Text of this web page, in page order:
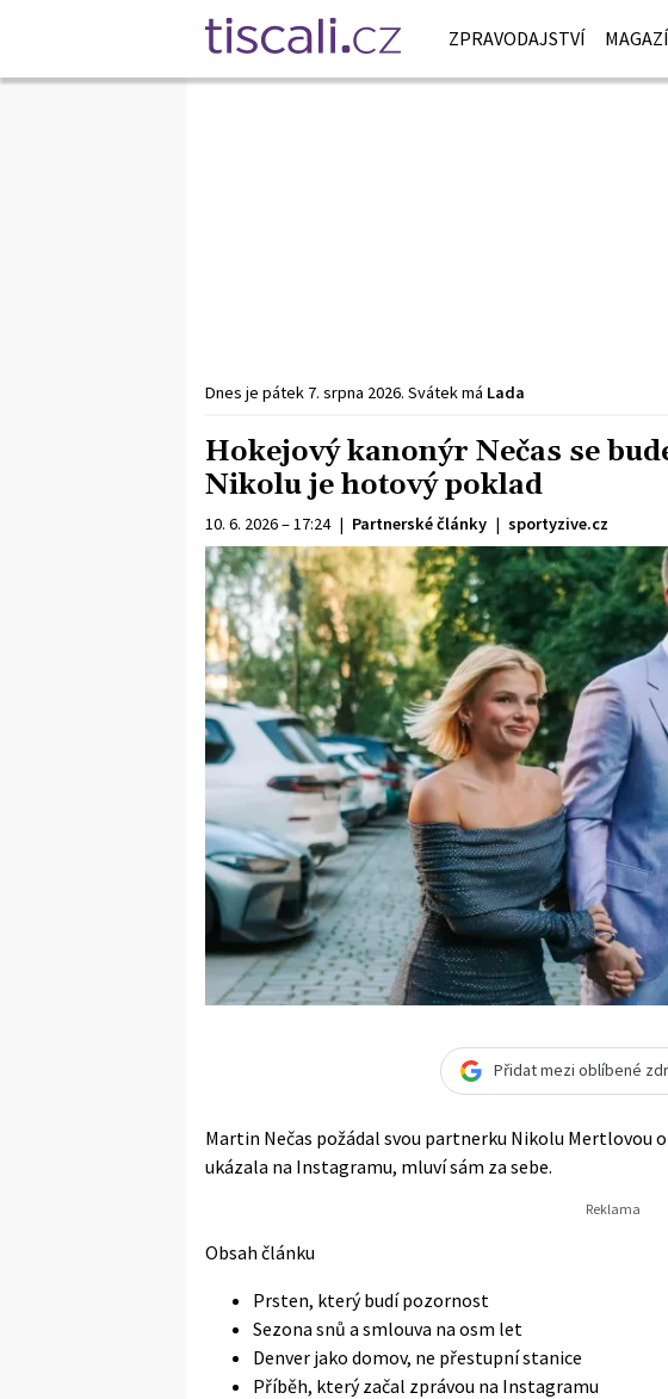
ZPRAVODAJSTVÍ
Dnes je pátek 7. srpna 2026. Svátek má Lada
Hokejový kanonýr Nečas se
Nikolu je hotový poklad
10. 6. 2026 – 17:24 | Partnerské články | sportyzive.cz
Přidat mezi oblíbené
Martin Nečas požádal svou partnerku Nikolu Mertlovou
ukázala na Instagramu, mluví sám za sebe.
Obsah článku
Prsten, který budí pozornost
Sezona snů a smlouva na osm let
Denver jako domov, ne přestupní stanice
Příběh, který začal zprávou na Instagramu